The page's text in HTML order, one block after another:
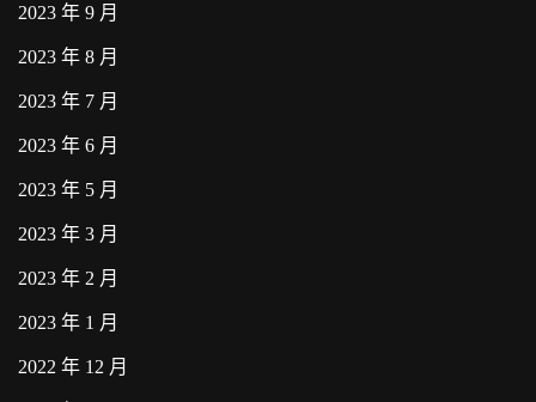
2023 年 9 月
2023 年 8 月
2023 年 7 月
2023 年 6 月
2023 年 5 月
2023 年 3 月
2023 年 2 月
2023 年 1 月
2022 年 12 月